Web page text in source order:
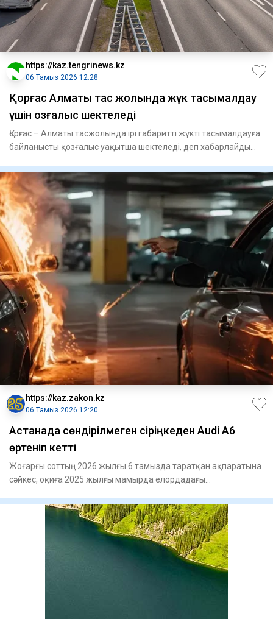
https://kaz.tengrinews.kz
06 Тамыз 2026 12:28
Қорғас Алматы тас жолында жүк тасымалдау
үшін қозғалыс шектеледі
Қорғас – Алматы тасжолында ірі габаритті жүкті тасымалдауға
байланысты қозғалыс уақытша шектеледі, деп хабарлайды
https://kaz.zakon.kz
06 Тамыз 2026 12:20
Астанада сөндірілмеген сіріңкеден Audi A6
өртеніп кетті
Жоғарғы соттың 2026 жылғы 6 тамызда таратқан ақпаратына
сәйкес, оқиға 2025 жылғы мамырда елордадағы